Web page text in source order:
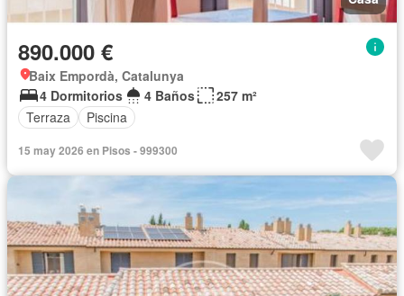
890.000 €
Baix Empordà, Catalunya
4 Dormitorios
4 Baños
257 m²
Terraza
Piscina
15 may 2026 en Pisos - 999300